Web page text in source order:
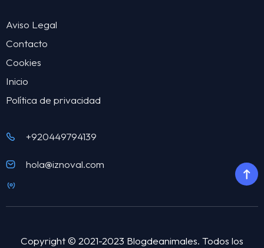
Aviso Legal
Contacto
Cookies
Inicio
Política de privacidad
+920449794139
hola@iznoval.com
Copyright © 2021-2023 Blogdeanimales. Todos los